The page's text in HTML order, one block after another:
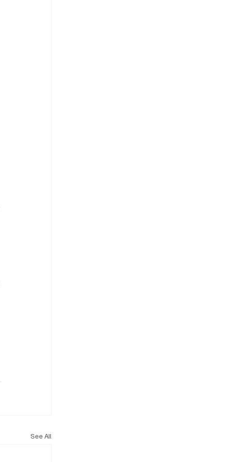
See All